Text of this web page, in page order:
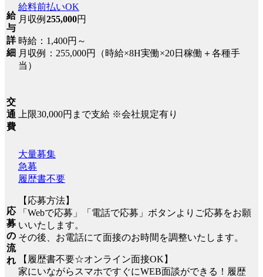
給
与
詳
細
給料前払いOK
月収例 255,000円
時給：1,400円～
月収例：255,000円（時給×8H実働×20日稼働＋各種手
当）
交
通
費
上限30,000円まで支給 ※会社規定有り
応
募
の
流
れ
大量募集
急募
履歴書不要
【応募方法】
「Webで応募」「電話で応募」ボタンよりご応募をお願
いいたします。
その後、お電話にて面接のお時間を調整いたします。
【履歴書不要☆オンライン面接OK】
家にいながらスマホですぐにWEB面談ができる！履歴